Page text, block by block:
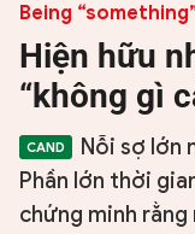
TƯ LIỆU VĂN HÓA
LÝ LUẬN
THƠ
TRUYỀN THỐNG
Being
Hiện hữu
“không gì
Nỗi sợ lớn
Phần lớn thời
chứng minh